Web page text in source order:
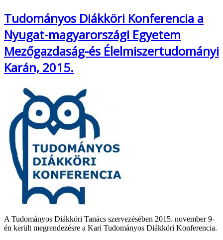
Tudományos Diákköri Konferencia a
Nyugat-magyarországi Egyetem
Mezőgazdaság-és Élelmiszertudományi
Karán, 2015.
A Tudományos Diákköri Tanács szervezésében 2015. november 9-
én került megrendezésre a Kari Tudományos Diákköri Konferencia.